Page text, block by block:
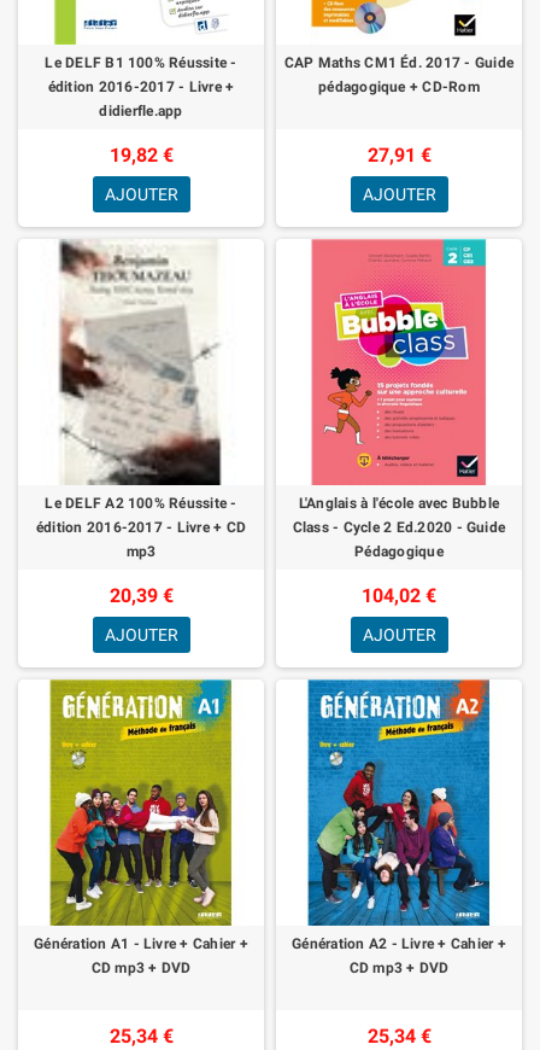
Le DELF B1 100% Réussite -
édition 2016-2017 - Livre +
didierfle.app
19,82 €
AJOUTER
CAP Maths CM1 Éd. 2017 - Guide
pédagogique + CD-Rom
27,91 €
AJOUTER
Le DELF A2 100% Réussite -
édition 2016-2017 - Livre + CD
mp3
20,39 €
AJOUTER
L'Anglais à l'école avec Bubble
Class - Cycle 2 Ed.2020 - Guide
Pédagogique
104,02 €
AJOUTER
Génération A1 - Livre + Cahier +
CD mp3 + DVD
25,34 €
Génération A2 - Livre + Cahier +
CD mp3 + DVD
25,34 €